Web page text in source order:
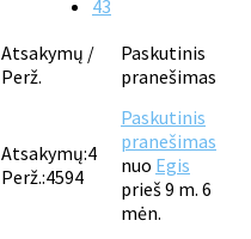
43
Atsakymų /
Perž.
Paskutinis
pranešimas
Atsakymų:4
Perž.:4594
Paskutinis
pranešimas
nuo Egis
prieš 9 m. 6
mėn.